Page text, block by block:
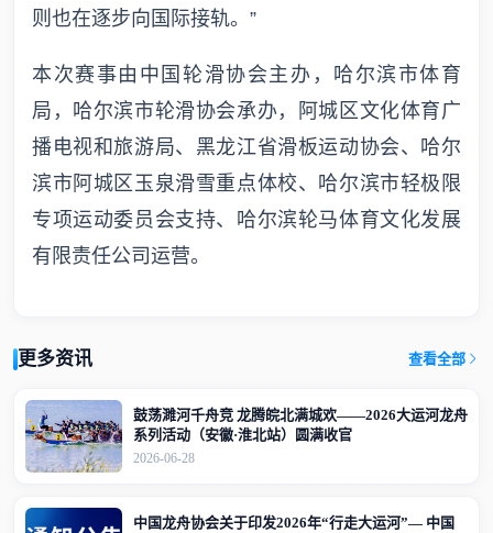
则也在逐步向国际接轨。”
本次赛事由中国轮滑协会主办，哈尔滨市体育
局，哈尔滨市轮滑协会承办，阿城区文化体育广
播电视和旅游局、黑龙江省滑板运动协会、哈尔
滨市阿城区玉泉滑雪重点体校、哈尔滨市轻极限
专项运动委员会支持、哈尔滨轮马体育文化发展
有限责任公司运营。
更多资讯 查看全部
鼓荡濉河千舟竞 龙腾皖北满城欢——2026大运河龙舟
系列活动（安徽·淮北站）圆满收官
2026-06-28
中国龙舟协会关于印发2026年“行走大运河”— 中国